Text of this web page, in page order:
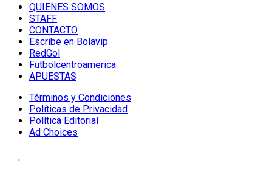
QUIENES SOMOS
STAFF
CONTACTO
Escribe en Bolavip
RedGol
Futbolcentroamerica
APUESTAS
Términos y Condiciones
Políticas de Privacidad
Política Editorial
Ad Choices